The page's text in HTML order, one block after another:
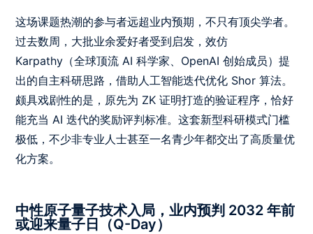
这场课题热潮的参与者远超业内预期，不只有顶尖学者。
过去数周，大批业余爱好者受到启发，效仿
Karpathy（全球顶流 AI 科学家、OpenAI 创始成员）提
出的自主科研思路，借助人工智能迭代优化 Shor 算法。
颇具戏剧性的是，原先为 ZK 证明打造的验证程序，恰好
能充当 AI 迭代的奖励评判标准。这套新型科研模式门槛
极低，不少非专业人士甚至一名青少年都交出了高质量优
化方案。
中性原子量子技术入局，业内预判 2032 年前
或迎来量子日（Q-Day）